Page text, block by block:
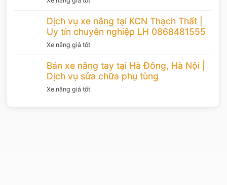
Dịch vụ xe nâng tại KCN Thạch Thất |
Uy tín chuyên nghiệp LH 0868481555
Xe nâng giá tốt
Bán xe nâng tay tại Hà Đông, Hà Nội |
Dịch vụ sửa chữa phụ tùng
Xe nâng giá tốt